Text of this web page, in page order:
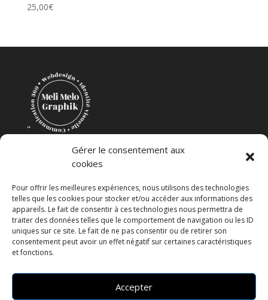
Gérer le consentement aux
cookies
Pour offrir les meilleures expériences, nous utilisons des technologies
telles que les cookies pour stocker et/ou accéder aux informations des
appareils. Le fait de consentir à ces technologies nous permettra de
traiter des données telles que le comportement de navigation ou les ID
uniques sur ce site. Le fait de ne pas consentir ou de retirer son
consentement peut avoir un effet négatif sur certaines caractéristiques
et fonctions.
Accepter
25,00€
"